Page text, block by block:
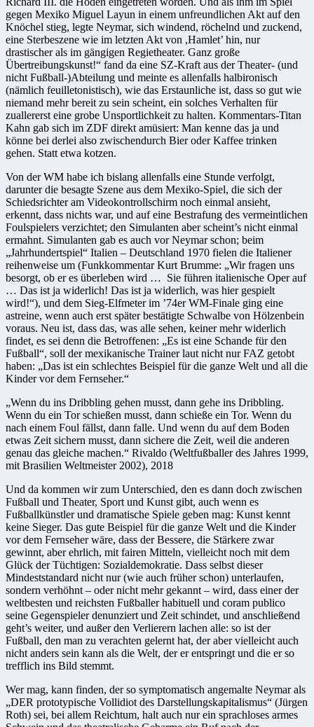
gegen Mexiko Miguel Layun in einem unfreundlichen Akt auf den
Knöchel stieg, legte Neymar, sich windend, röchelnd und zuckend,
eine Sterbeszene wie im letzten Akt von ,Hamlet’ hin, nur
drastischer als im gängigen Regietheater. Ganz große
Übertreibungskunst!“ fand da eine SZ-Kraft aus der Theater- (und
nicht Fußball-)Abteilung und meinte es allenfalls halbironisch
(nämlich feuilletonistisch), wie das Erstaunliche ist, dass so gut wie
niemand mehr bereit zu sein scheint, ein solches Verhalten für
zuallererst eine grobe Unsportlichkeit zu halten. Kommentars-Titan
Kahn gab sich im ZDF direkt amüsiert: Man kenne das ja und
könne bei derlei also zwischendurch Bier oder Kaffee trinken
gehen. Statt etwa kotzen.
Von der WM habe ich bislang allenfalls eine Stunde verfolgt,
darunter die besagte Szene aus dem Mexiko-Spiel, die sich der
Schiedsrichter am Videokontrollschirm noch einmal ansieht,
erkennt, dass nichts war, und auf eine Bestrafung des vermeintlichen
Foulspielers verzichtet; den Simulanten aber scheint’s nicht einmal
ermahnt. Simulanten gab es auch vor Neymar schon; beim
„Jahrhundertspiel“ Italien – Deutschland 1970 fielen die Italiener
reihenweise um (Funkkommentar Kurt Brumme: „Wir fragen uns
besorgt, ob er es überleben wird … Sie führen italienische Oper auf
… Das ist ja widerlich! Das ist ja widerlich, was hier gespielt
wird!“), und dem Sieg-Elfmeter im ’74er WM-Finale ging eine
astreine, wenn auch erst später bestätigte Schwalbe von Hölzenbein
voraus. Neu ist, dass das, was alle sehen, keiner mehr widerlich
findet, es sei denn die Betroffenen: „Es ist eine Schande für den
Fußball“, soll der mexikanische Trainer laut nicht nur FAZ getobt
haben: „Das ist ein schlechtes Beispiel für die ganze Welt und all die
Kinder vor dem Fernseher.“
„Wenn du ins Dribbling gehen musst, dann gehe ins Dribbling.
Wenn du ein Tor schießen musst, dann schieße ein Tor. Wenn du
nach einem Foul fällst, dann falle. Und wenn du auf dem Boden
etwas Zeit sichern musst, dann sichere die Zeit, weil die anderen
genau das gleiche machen.“ Rivaldo (Weltfußballer des Jahres 1999,
mit Brasilien Weltmeister 2002), 2018
Und da kommen wir zum Unterschied, den es dann doch zwischen
Fußball und Theater, Sport und Kunst gibt, auch wenn es
Fußballkünstler und dramatische Spiele geben mag: Kunst kennt
keine Sieger. Das gute Beispiel für die ganze Welt und die Kinder
vor dem Fernseher wäre, dass der Bessere, die Stärkere zwar
gewinnt, aber ehrlich, mit fairen Mitteln, vielleicht noch mit dem
Glück der Tüchtigen: Sozialdemokratie. Dass selbst dieser
Mindeststandard nicht nur (wie auch früher schon) unterlaufen,
sondern verhöhnt – oder nicht mehr gekannt – wird, dass einer der
weltbesten und reichsten Fußballer habituell und coram publico
seine Gegenspieler denunziert und Zeit schindet, und anschließend
geht’s weiter, und außer den Verlierern lachen alle: so ist der
Fußball, den man zu verachten gelernt hat, der aber vielleicht auch
nicht anders sein kann als die Welt, der er entspringt und die er so
trefflich ins Bild stemmt.
Wer mag, kann finden, der so symptomatisch angemalte Neymar als
„DER prototypische Vollidiot des Darstellungskapitalismus“ (Jürgen
Roth) sei, bei allem Reichtum, halt auch nur ein sprachloses armes